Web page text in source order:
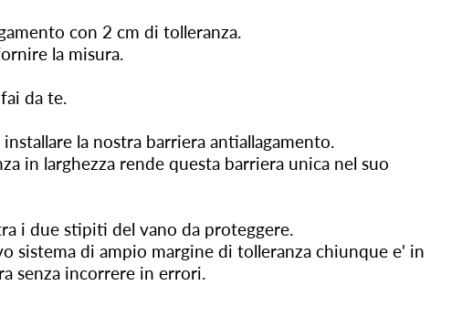
con 2 cm di tolleranza.
la misura.
da te.
la nostra barriera antiallagamento.
in larghezza rende questa barriera unica nel suo
i due stipiti del vano da proteggere.
sistema di ampio margine di tolleranza chiunque e' in
senza incorrere in errori.